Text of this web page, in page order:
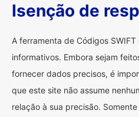
Isenção de
A ferramenta de Códigos
informativos. Embora sejam
fornecer dados precisos, é
que este site não assume
relação à sua precisão.